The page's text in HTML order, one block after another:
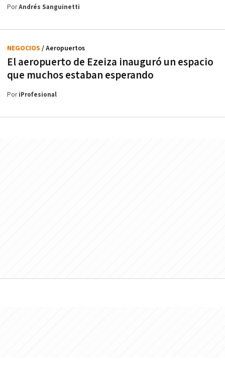
PorAndrés Sanguinetti
El aeropuerto de Ezeiza inauguró un espacio
que muchos estaban esperando
NEGOCIOS / Aeropuertos
PoriProfesional